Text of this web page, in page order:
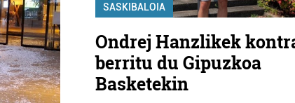
SASKIBALOIA
Ondrej Hanzlikek
berritu du Gipuzkoa
Basketekin